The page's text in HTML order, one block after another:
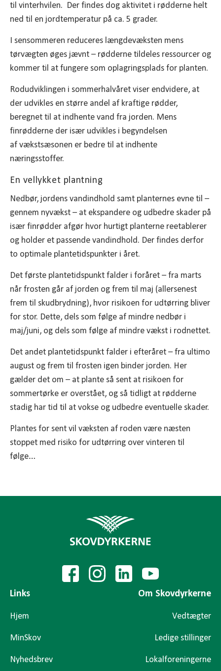
til vinterhvilen. Der findes dog aktivitet i rødderne helt
ned til en jordtemperatur på ca. 5 grader.
I sensommeren reduceres længdevæksten mens
tørvægten øges jævnt – rødderne tildeles ressourcer og
kommer til at fungere som oplagringsplads for planten.
Rodudviklingen i sommerhalvåret viser endvidere, at
der udvikles en større andel af kraftige rødder,
beregnet til at indhente vand fra jorden. Mens
finrødderne der især udvikles i begyndelsen
af vækstsæsonen er bedre til at indhente
næringsstoffer.
En vellykket plantning
Nedbør, jordens vandindhold samt planternes evne til –
gennem nyvækst – at ekspandere og udbedre skader på
især finrødder afgør hvor hurtigt planterne reetablerer
og holder et passende vandindhold. Der findes derfor
to optimale plantetidspunkter i året.
Det første plantetidspunkt falder i foråret – fra marts
når frosten går af jorden og frem til maj (allersenest
frem til skudbrydning), hvor risikoen for udtørring bliver
for stor. Dette, dels som følge af mindre nedbør i
maj/juni, og dels som følge af mindre vækst i rodnettet.
Det andet plantetidspunkt falder i efteråret – fra ultimo
august og frem til frosten igen binder jorden. Her
gælder det om – at plante så sent at risikoen for
sommertørke er overstået, og så tidligt at rødderne
stadig har tid til at vokse og udbedre eventuelle skader.
Plantes for sent vil væksten af roden være næsten
stoppet med risiko for udtørring over vinteren til
følge…
Links
Hjem
MinSkov
Nyhedsbrev
Om Skovdyrkerne
Vedtægter
Ledige stillinger
Lokalforeningerne